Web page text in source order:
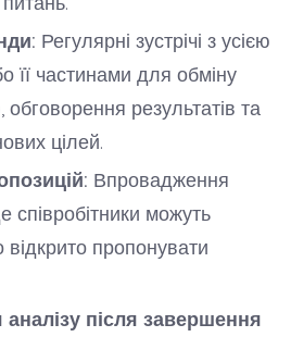
Регулярні зустрічі з усією
її частинами для обміну
результатів та
цілей.
Впровадження
співробітники можуть
відкрито пропонувати
після завершення